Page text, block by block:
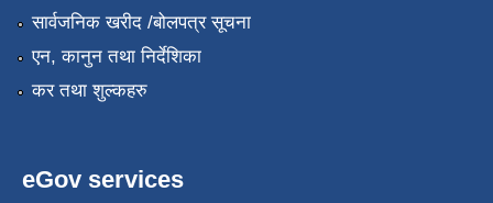
सार्वजनिक खरीद /बोलपत्र सूचना
एन, कानुन तथा निर्देशिका
कर तथा शुल्कहरु
eGov services